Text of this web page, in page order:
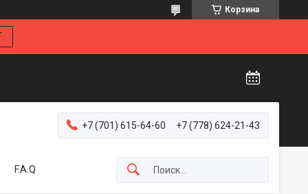
Корзина
+7 (701) 615-64-60 +7 (778) 624-21-43
F.A.Q